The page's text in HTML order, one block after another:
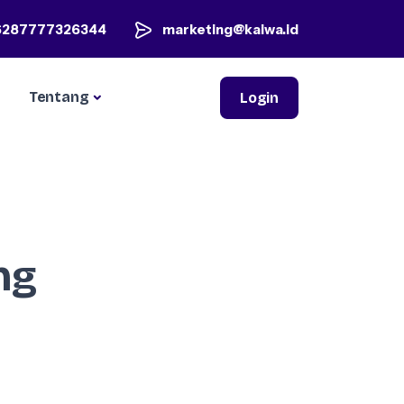
marketing@kaiwa.id
Tentang Login